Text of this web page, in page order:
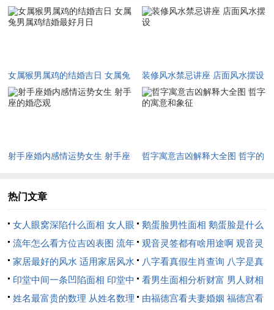
8月26日（天德合日），未时（13-15点）。
关键注意事项
1.八字合婚为根基
:吉日需结合双方具体八字。就像是女方日柱
2.地域气候适配性：
南方夏季优先巳时（9-11点）- 避免午时高温.
3.吉时同方位联动:
例子找原因：女猴男鸡得实际择日
女属猴男属鸡的结婚吉日 女属兔
男属鸡结婚最好月日
装修风水禁忌讲座 店面风水摆设
射手座婚内感情运势女生 射手座
哲字寓意吉凶解释大全图 哲字的
热门文章
女人眼窝深陷什么面相 女人眼
窝深陷是短命相吗
鹅蛋脸男性面相 鹅蛋脸是什么
脸型男性
流年怎么看方位吉凶表图 流年
位置怎么看
观音灵签都有啥用途啊 观音灵
签全部签签词
家居最好的风水 适用家居风水
八字看真假生肖查询 八字是真
还是假
印堂中间一条凹陷面相 印堂中
间有条线沟好不好
看男生面相分析财富 男人财相
从哪里看
姓名最富贵的数理 从姓名数理
由福德宫看夫妻婚姻 福德宫看